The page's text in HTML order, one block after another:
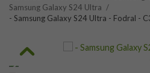
Samsung Galaxy S24 Ultra /
- Samsung Galaxy S24 Ultra - Fodral -